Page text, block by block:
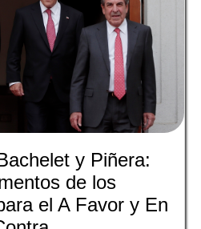
y Piñera:
de los
el A Favor y En